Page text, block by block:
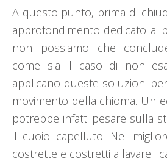
A questo punto, prima di
approfondimento dedicato ai
non possiamo che
come sia il caso di non
applicano queste soluzioni
movimento della chioma. Un
potrebbe infatti pesare sulla
il cuoio capelluto. Nel
costrette e costretti a lavare i